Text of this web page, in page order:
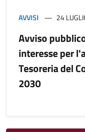
AVVISI 24
Avviso
interesse per
Tesoreria del
2030